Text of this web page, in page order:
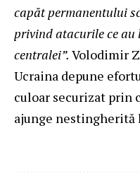
capăt permanentului
privind atacurile ce
centralei”. Volodimir
Ucraina depune
culoar securizat prin
ajunge nestingherită